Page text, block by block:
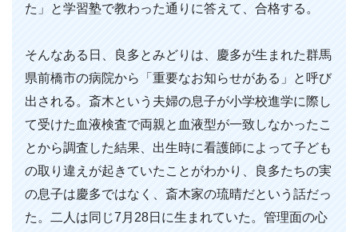
た」と学習塾で教わった通りに答えて、合格する。
そんなある日、良多とみどりは、慶多が生まれた群馬
県前橋市の病院から「重要なお知らせがある」と呼び
出される。斎木という夫婦の息子が小学校進学に際し
て受けた血液検査で両親と血液型が一致しなかったこ
とから調査した結果、出生時に看護師によって子ども
の取り違えが起きていたことがわかり、良多たちの実
の息子は慶多ではなく、斎木家の琉晴だという話だっ
た。二人は同じ7月28日に生まれていた。管理面の心